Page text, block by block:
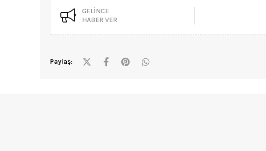
GELINCE
HABER VER
Paylaş: